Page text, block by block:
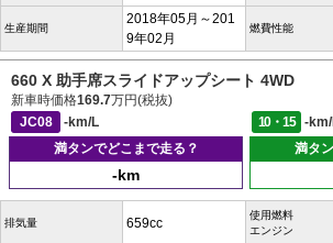
生産期間
2018年05月～201
9年02月
燃費性能
660 X 助手席スライドアップシート 4WD
新車時価格169.7万円(税抜)
JC08
-km/L 10・15
-
満タンでどこまで走る？
-km
満タ
排気量 659cc
使用燃料
エンジン